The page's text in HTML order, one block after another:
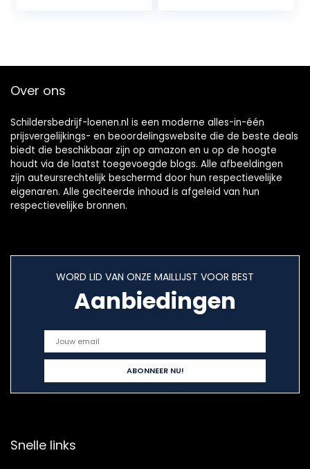
Over ons
Schildersbedrijf-loenen.nl is een moderne alles-in-één
prijsvergelijkings- en beoordelingswebsite die de beste deals
biedt die beschikbaar zijn op amazon en u op de hoogte
houdt via de laatst toegevoegde blogs. Alle afbeeldingen
zijn auteursrechtelijk beschermd door hun respectievelijke
eigenaren. Alle geciteerde inhoud is afgeleid van hun
respectievelijke bronnen.
WORD LID VAN ONZE MAILLIJST VOOR BEST
Aanbiedingen
Snelle links